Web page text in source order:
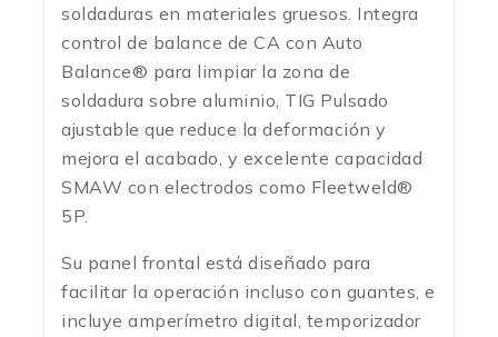
soldaduras en materiales gruesos. Integra
control de balance de CA con Auto
Balance® para limpiar la zona de
soldadura sobre aluminio, TIG Pulsado
ajustable que reduce la deformación y
mejora el acabado, y excelente capacidad
SMAW con electrodos como Fleetweld®
5P.
Su panel frontal está diseñado para
facilitar la operación incluso con guantes, e
incluye amperímetro digital, temporizador